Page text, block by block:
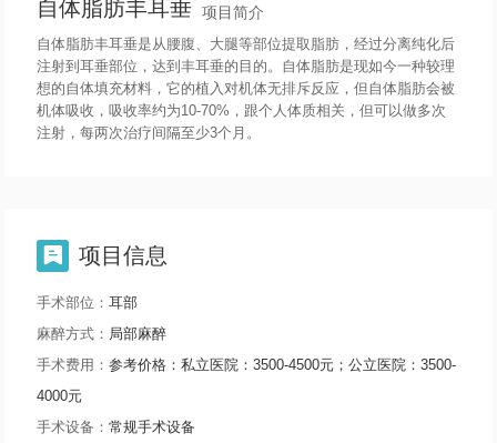
自体脂肪丰耳垂 项目简介
自体脂肪丰耳垂是从腰腹、大腿等部位提取脂肪，经过分离纯化后
注射到耳垂部位，达到丰耳垂的目的。自体脂肪是现如今一种较理
想的自体填充材料，它的植入对机体无排斥反应，但自体脂肪会被
机体吸收，吸收率约为10-70%，跟个人体质相关，但可以做多次
注射，每两次治疗间隔至少3个月。
 项目信息
手术部位：耳部
麻醉方式： 局部麻醉
手术费用：参考价格：私立医院：3500-4500元；公立医院：3500-
4000元
手术设备：常规手术设备